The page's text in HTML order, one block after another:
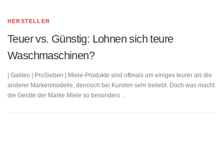
HERSTELLER
Teuer vs. Günstig: Lohnen sich teure
Waschmaschinen?
| Galileo | ProSieben | Miele-Produkte sind oftmals um einiges teurer als die
anderer Markenmodelle, dennoch bei Kunden sehr beliebt. Doch was macht
die Geräte der Marke Miele so besonders …